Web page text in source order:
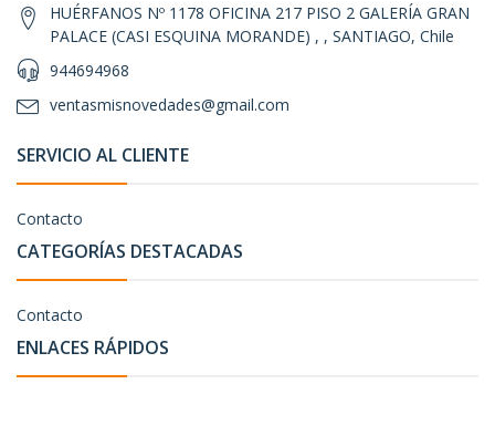
HUÉRFANOS Nº 1178 OFICINA 217 PISO 2 GALERÍA GRAN
PALACE (CASI ESQUINA MORANDE) , , SANTIAGO, Chile
944694968
ventasmisnovedades@gmail.com
SERVICIO AL CLIENTE
Contacto
CATEGORÍAS DESTACADAS
Contacto
ENLACES RÁPIDOS